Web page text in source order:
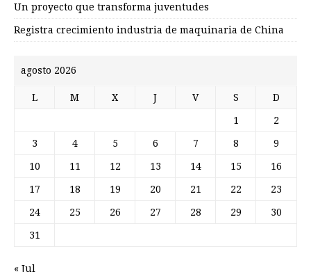
Un proyecto que transforma juventudes
Registra crecimiento industria de maquinaria de China
agosto 2026
L M X J V S D
1 2
3 4 5 6 7 8 9
10 11 12 13 14 15 16
17 18 19 20 21 22 23
24 25 26 27 28 29 30
31
« Jul